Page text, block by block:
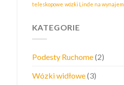
teleskopowe wózki Linde na wynajem
KATEGORIE
Podesty Ruchome(2)
Wózki widłowe(3)